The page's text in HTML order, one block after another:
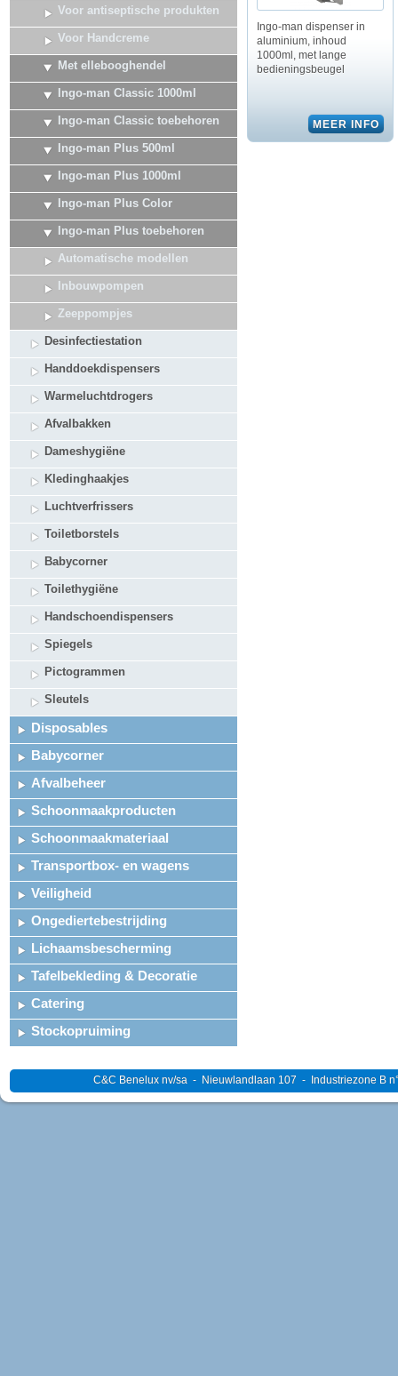
Voor antiseptische produkten
Voor Handcreme
Met ellebooghendel
Ingo-man Classic 1000ml
Ingo-man Classic toebehoren
Ingo-man Plus 500ml
Ingo-man Plus 1000ml
Ingo-man Plus Color
Ingo-man Plus toebehoren
Automatische modellen
Inbouwpompen
Zeeppompjes
Desinfectiestation
Handdoekdispensers
Warmeluchtdrogers
Afvalbakken
Dameshygiëne
Kledinghaakjes
Luchtverfrissers
Toiletborstels
Babycorner
Toilethygiëne
Handschoendispensers
Spiegels
Pictogrammen
Sleutels
Disposables
Babycorner
Afvalbeheer
Schoonmaakproducten
Schoonmaakmateriaal
Transportbox- en wagens
Veiligheid
Ongediertebestrijding
Lichaamsbescherming
Tafelbekleding & Decoratie
Catering
Stockopruiming
Ingo-man dispenser in
aluminium, inhoud
1000ml, met lange
bedieningsbeugel
C&C Benelux nv/sa - Nieuwlandlaan 107 - Industriezone B